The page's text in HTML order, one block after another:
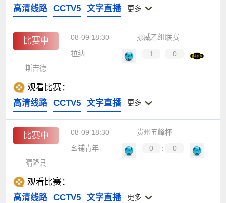
高清线路
CCTV5 文字直播 更多
比赛中 08-09 18:30
挪威乙组联赛
拉纳
1 :
0
斯吉德
观看比赛：
高清线路
CCTV5 文字直播 更多
比赛中 08-09 18:30
贵州五峰杯
幺铺青年
0 :
0
晴隆县
观看比赛：
高清线路
CCTV5 文字直播 更多